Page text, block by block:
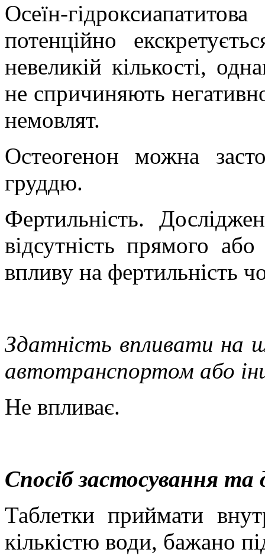
Осеїн-
потенційно
невеликій кількості,
не спричиняють
немовлят.
Остеогенон можна
груддю.
Фертильність.
відсутність прямого
впливу на фертильність
Здатність впливати на
автотранспортом або
Не впливає.
Спосіб застосування та
Таблетки приймати
кількістю води, бажано